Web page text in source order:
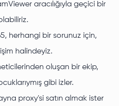
aracılığıyla geçici bir
herhangi bir sorunuz için,
halindeyiz.
oluşan bir ekip,
gibi izler.
proxy'si satın almak ister